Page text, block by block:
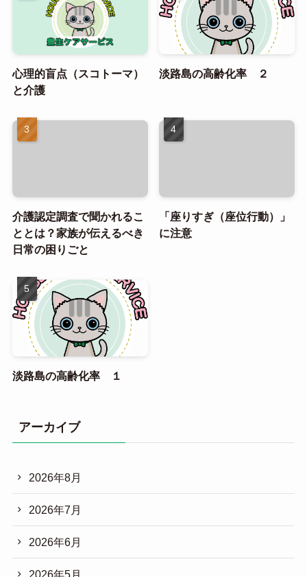
心理的盲点（スコトーマ）
と介護
淡路島の高齢化率 ２
介護認定調査で聞かれるこ
ととは？家族が伝えるべき
日常の困りごと
「座りすぎ（座位行動）」
に注意
淡路島の高齢化率 １
アーカイブ
2026年8月
2026年7月
2026年6月